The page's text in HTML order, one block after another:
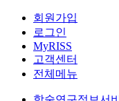
회원가입
로그인
MyRISS
고객센터
전체메뉴